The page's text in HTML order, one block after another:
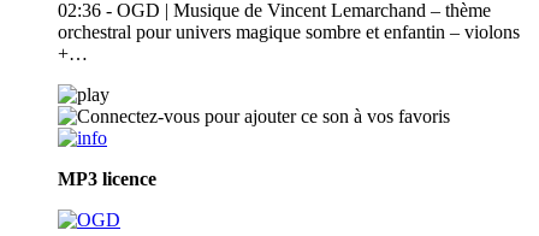
02:36 - OGD | Musique de Vincent Lemarchand – thème
orchestral pour univers magique sombre et enfantin – violons
+…
MP3 licence